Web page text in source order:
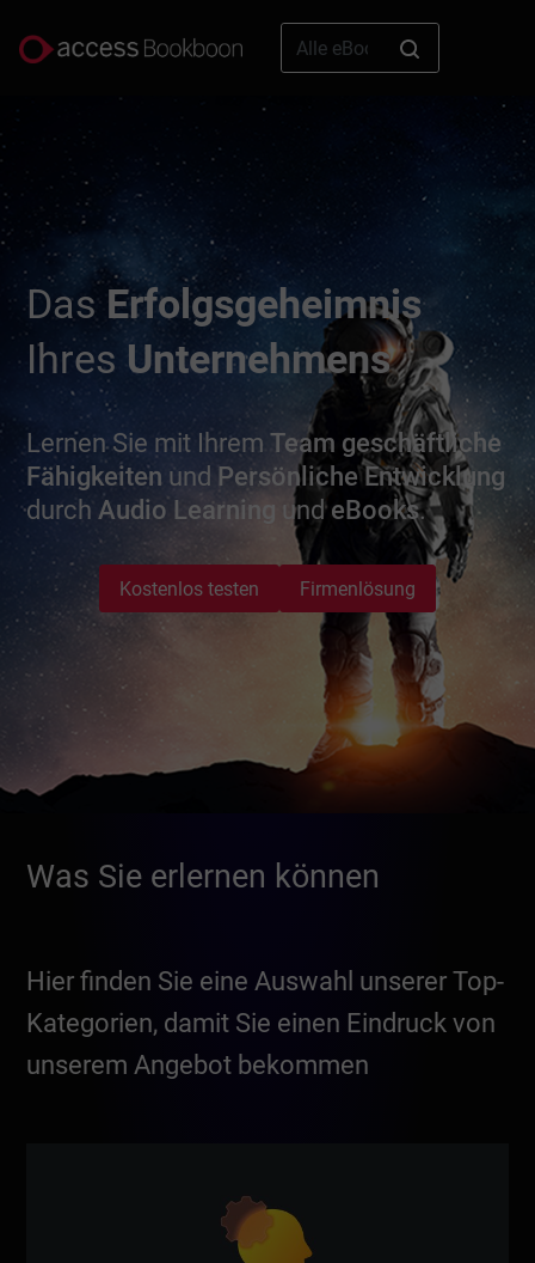
Das Erfolgsgeheimnis
Ihres Unternehmens
Lernen Sie mit IhremTeam geschäftliche
Fähigkeiten und Persönliche Entwicklung
durchAudio Learning undeBooks.
Kostenlos testen Firmenlösung
Was Sie erlernen können
Hier finden Sie eine Auswahl unserer Top-
Kategorien, damit Sie einen Eindruck von
unserem Angebot bekommen